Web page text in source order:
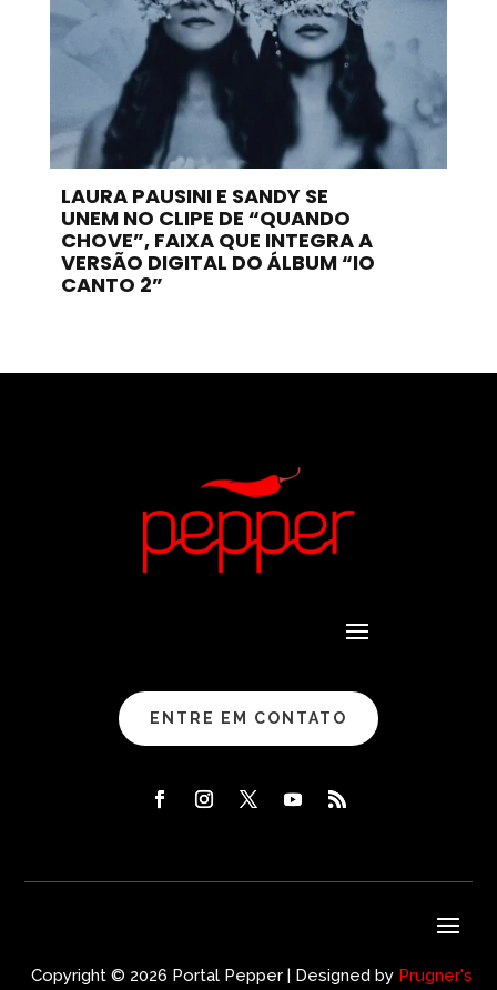
LAURA PAUSINI E SANDY SE
UNEM NO CLIPE DE “QUANDO
CHOVE”, FAIXA QUE INTEGRA A
VERSÃO DIGITAL DO ÁLBUM “IO
CANTO 2”
ENTRE EM CONTATO
Copyright © 2026 Portal Pepper | Designed by Prugner's